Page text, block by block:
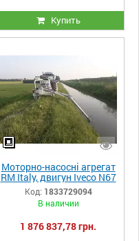
Купить
Моторно-насосні агрегат
RM Italy, двигун Iveco N67
TM4, насос Sider
Meccanica F3 AP 125-175
B/3 - 254 к.с.
Код: 1833729094
В наличии
1 876 837,78 грн.